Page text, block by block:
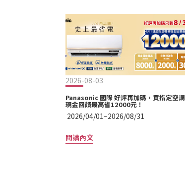
2026-08-03
Panasonic 國際 好評再加碼，買指定空調
現金回饋最高省12000元！
2026/04/01~2026/08/31
閱讀內文